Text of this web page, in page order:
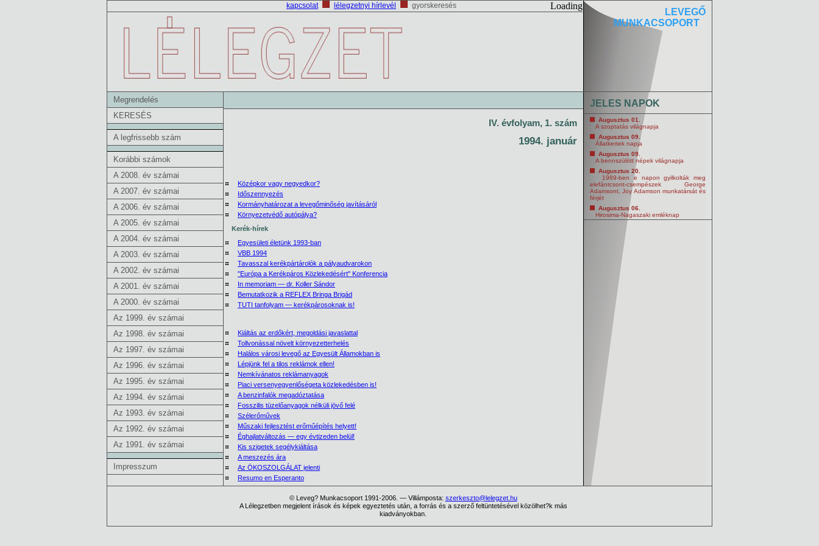
kapcsolat lélegzetnyi hírlevél gyorskeresés Loading
LEVEGŐ
MUNKACSOPORT
Megrendelés
KERESÉS
A legfrissebb szám
Korábbi számok
A 2008. év számai
A 2007. év számai
A 2006. év számai
A 2005. év számai
A 2004. év számai
A 2003. év számai
A 2002. év számai
A 2001. év számai
A 2000. év számai
Az 1999. év számai
Az 1998. év számai
Az 1997. év számai
Az 1996. év számai
Az 1995. év számai
Az 1994. év számai
Az 1993. év számai
Az 1992. év számai
Az 1991. év számai
Impresszum
IV. évfolyam, 1. szám
1994. január
Középkor vagy negyedkor?
Időszennyezés
Kormányhatározat a levegőminőség javításáról
Környezetvédő autópálya?
Kerék-hírek
Egyesületi életünk 1993-ban
VBB 1994
Tavasszal kerékpártárolók a pályaudvarokon
"Európa a Kerékpáros Közlekedésért" Konferencia
In memoriam — dr. Koller Sándor
Bemutatkozik a REFLEX Bringa Brigád
TUTI tanfolyam — kerékpárosoknak is!
Kiáltás az erdőkért, megoldási javaslattal
Tollvonással növelt környezetterhelés
Halálos városi levegő az Egyesült Államokban is
Lépjünk fel a tilos reklámok ellen!
Nemkívánatos reklámanyagok
Piaci versenyegyenlőségeta közlekedésben is!
A benzinfalók megadóztatása
Fosszilis tüzelőanyagok nélküli jövő felé
Szélerőművek
Műszaki fejlesztést erőműépítés helyett!
Éghajlatváltozás — egy évtizeden belül!
Kis szigetek segélykiáltása
A meszezés ára
Az ÖKOSZOLGÁLAT jelenti
Resumo en Esperanto
JELES NAPOK
Augusztus 01.
A szoptatás világnapja
Augusztus 09.
Állatkertek napja
Augusztus 09.
A bennszülött népek világnapja
Augusztus 20.
1989-ben e napon gyilkolták meg
elefántcsont-csempészek George
Adamsont, Joy Adamson munkatársát és
férjét
Augusztus 06.
Hirosima-Nagaszaki emléknap
© Leveg? Munkacsoport 1991-2006. — Villámposta: szerkeszto@lelegzet.hu
A Lélegzetben megjelent írások és képek egyeztetés után, a forrás és a szerző feltüntetésével közölhet?k más
kiadványokban.